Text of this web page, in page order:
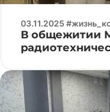
03.11.2025
В общежитии
посвященный
новые